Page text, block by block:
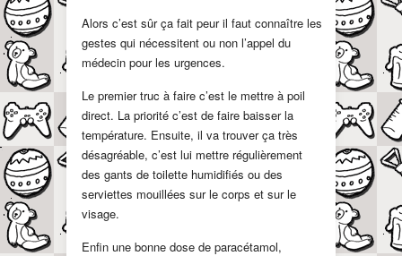
Alors c’est sûr ça fait peur il faut connaître les
gestes qui nécessitent ou non l’appel du
médecin pour les urgences.
Le premier truc à faire c’est le mettre à poil
direct. La priorité c’est de faire baisser la
température. Ensuite, il va trouver ça très
désagréable, c’est lui mettre régulièrement
des gants de toilette humidifiés ou des
serviettes mouillées sur le corps et sur le
visage.
Enfin une bonne dose de paracétamol,